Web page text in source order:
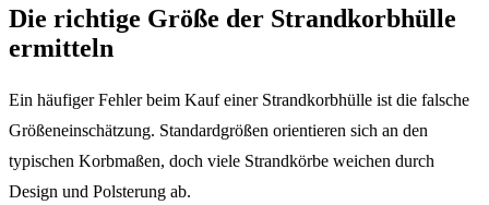
Die richtige Größe der Strandkorbhülle
ermitteln
Ein häufiger Fehler beim Kauf einer Strandkorbhülle ist die falsche
Größeneinschätzung. Standardgrößen orientieren sich an den
typischen Korbmaßen, doch viele Strandkörbe weichen durch
Design und Polsterung ab.